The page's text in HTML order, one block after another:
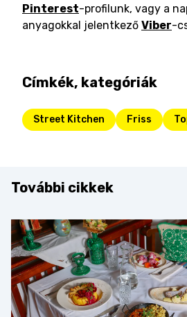
Pinterest-profilunk, vagy a
anyagokkal jelentkező Viber-
Címkék, kategóriák
Street Kitchen Friss
További cikkek